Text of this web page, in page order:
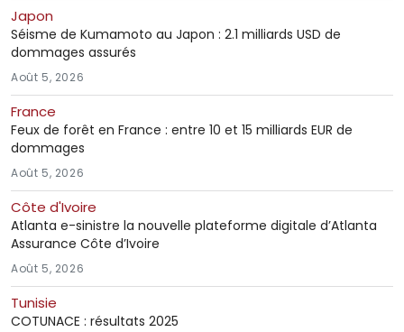
Japon
Séisme de Kumamoto au Japon : 2.1 milliards USD de
dommages assurés
Août 5, 2026
France
Feux de forêt en France : entre 10 et 15 milliards EUR de
dommages
Août 5, 2026
Côte d'Ivoire
Atlanta e-sinistre la nouvelle plateforme digitale d’Atlanta
Assurance Côte d’Ivoire
Août 5, 2026
Tunisie
COTUNACE : résultats 2025